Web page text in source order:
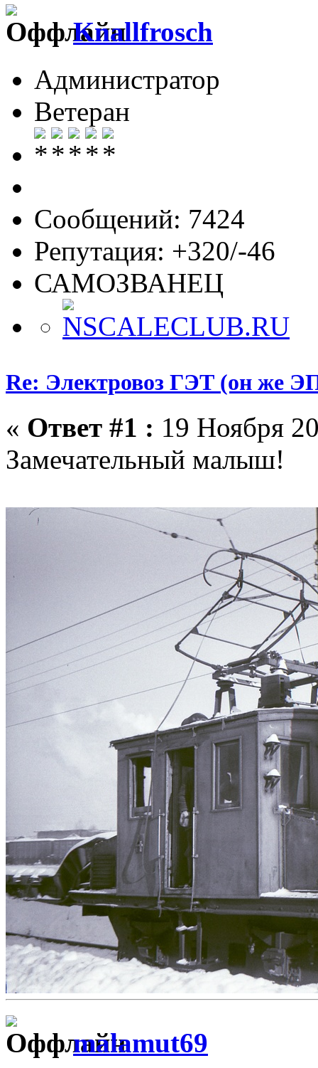
Knallfrosch
Администратор
Ветеран
Сообщений: 7424
Репутация: +320/-46
САМОЗВАНЕЦ
Re: Электровоз ГЭТ (он же
« Ответ #1 : 19 Ноября
Замечательный малыш!
malamut69